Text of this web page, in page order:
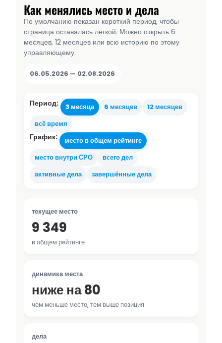
Как менялись место и дела
По умолчанию показан короткий период, чтобы
страница оставалась лёгкой. Можно открыть 6
месяцев, 12 месяцев или всю историю по этому
управляющему.
06.05.2026 — 02.08.2026
Период: 3 месяца 6 месяцев
12 месяцев
всё время
График:
место в общем рейтинге
место внутри СРО
всего дел
активные дела
завершённые дела
текущее место
9 349
в общем рейтинге
динамика места
ниже на 80
чем меньше место, тем выше позиция
дела